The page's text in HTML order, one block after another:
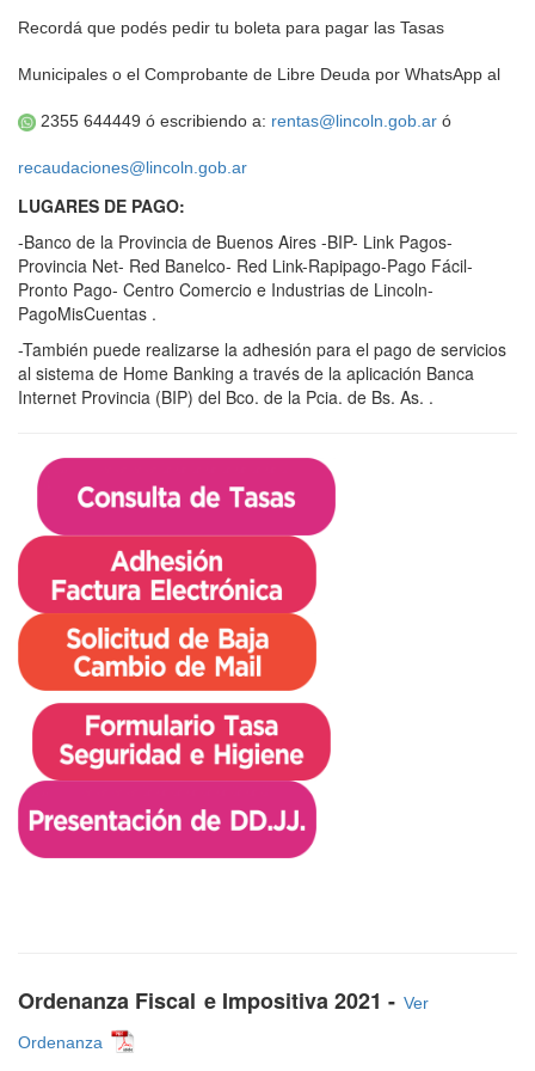
Recordá que podés pedir tu boleta para pagar las Tasas
Municipales o el Comprobante de Libre Deuda por WhatsApp al
2355 644449 ó escribiendo a: rentas@lincoln.gob.ar ó
recaudaciones@lincoln.gob.ar
LUGARES DE PAGO:
-Banco de la Provincia de Buenos Aires -BIP- Link Pagos-
Provincia Net- Red Banelco- Red Link-Rapipago-Pago Fácil-
Pronto Pago- Centro Comercio e Industrias de Lincoln-
PagoMisCuentas .
-También puede realizarse la adhesión para el pago de servicios
al sistema de Home Banking a través de la aplicación Banca
Internet Provincia (BIP) del Bco. de la Pcia. de Bs. As. .
Ordenanza Fiscal e Impositiva 2021 - Ver
Ordenanza